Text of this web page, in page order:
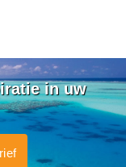
in uw